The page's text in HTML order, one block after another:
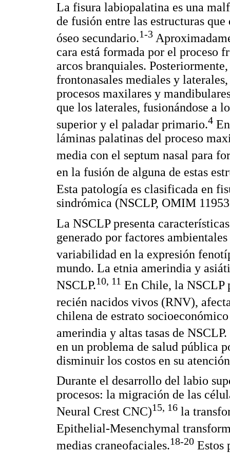
La fisura labiopalatina es una
de fusión entre las estructuras
óseo secundario.1-3
cara está formada por el proceso
arcos branquiales.
frontonasales mediales y
procesos maxilares y
que los laterales, fusionándose a
superior y el paladar primario.4
láminas palatinas del proceso
media con el septum nasal para
en la fusión de alguna de estas
Esta patología es clasificada en
sindrómica (NSCLP, OMIM
La NSCLP presenta
generado por factores
variabilidad en la expresión
mundo. La etnia amerindia y
NSCLP.10, 11 En Chile, la NSCLP
recién nacidos vivos (RNV),
chilena de estrato
amerindia y altas tasas de NSCLP.
en un problema de salud pública
disminuir los costos en su
Durante el desarrollo del labio
procesos: la migración de las
Neural Crest CNC)15, 16 la
Epithelial-Mesenchymal
medias craneofaciales.18-20 Estos